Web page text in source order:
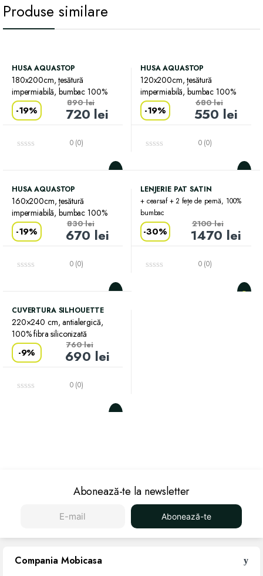
Produse similare
HUSA AQUASTOP
180x200cm, țesătură
impermiabilă, bumbac 100%
-19% 720 lei
890lei
0 (0)
HUSA AQUASTOP
120x200cm, țesătură
impermiabilă, bumbac 100%
-19% 550 lei
680lei
0 (0)
HUSA AQUASTOP
160x200cm, țesătură
impermiabilă, bumbac 100%
-19% 670 lei
830lei
0 (0)
LENJERIE PAT SATIN
+ cearsaf + 2 fețe de pernă, 100%
bumbac
-30% 1470 lei
2100lei
0 (0)
CUVERTURA SILHOUETTE
220×240 cm, antialergică,
100% fibra siliconizată
-9% 690 lei
760lei
0 (0)
Abonează-te la newsletter
Abonează-te
Compania Mobicasa